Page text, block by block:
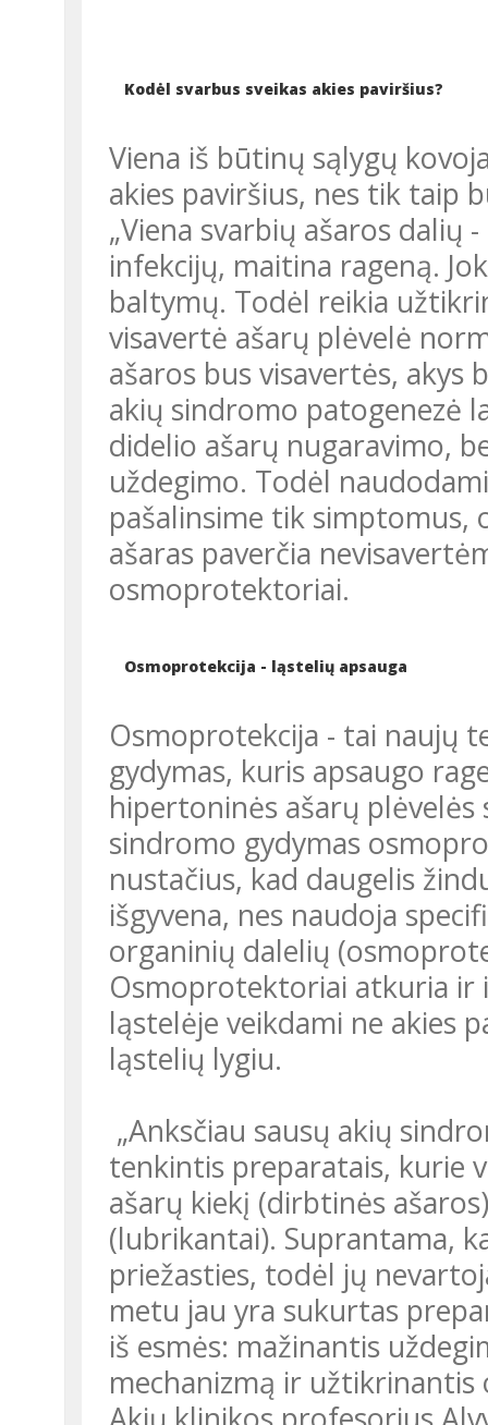
Kodėl svarbus sveikas akies paviršius?
Viena iš būtinų sąlygų
akies paviršius, nes tik taip
„Viena svarbių ašaros dalių
infekcijų, maitina rageną.
baltymų. Todėl reikia
visavertė ašarų plėvelė
ašaros bus visavertės, akys
akių sindromo patogenezė
didelio ašarų nugaravimo,
uždegimo. Todėl
pašalinsime tik simptomus,
ašaras paverčia
osmoprotektoriai.
Osmoprotekcija - ląstelių apsauga
Osmoprotekcija - tai naujų
gydymas, kuris apsaugo
hipertoninės ašarų plėvelės
sindromo gydymas
nustačius, kad daugelis
išgyvena, nes naudoja
organinių dalelių
Osmoprotektoriai atkuria ir
ląstelėje veikdami ne akies
ląstelių lygiu.
„Anksčiau sausų akių
tenkintis preparatais, kurie
ašarų kiekį (dirbtinės
(lubrikantai). Suprantama,
priežasties, todėl jų
metu jau yra sukurtas
iš esmės: mažinantis
mechanizmą ir